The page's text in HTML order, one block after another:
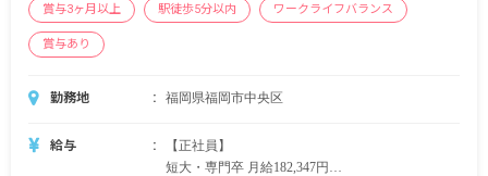
賞与3ヶ月以上 駅徒歩5分以内 ワークライフバランス
賞与あり
勤務地 福岡県福岡市中央区
給与
【正社員】
短大・専門卒 月給182,347円